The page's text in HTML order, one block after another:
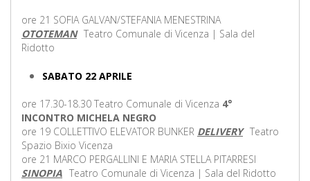
ore 21 SOFIA GALVAN/STEFANIA MENESTRINA
OTOTEMAN Teatro Comunale di Vicenza | Sala del
Ridotto
SABATO 22 APRILE
ore 17.30-18.30 Teatro Comunale di Vicenza 4°
INCONTRO MICHELA NEGRO
ore 19 COLLETTIVO ELEVATOR BUNKER DELIVERY Teatro
Spazio Bixio Vicenza
ore 21 MARCO PERGALLINI E MARIA STELLA PITARRESI
SINOPIA Teatro Comunale di Vicenza | Sala del Ridotto